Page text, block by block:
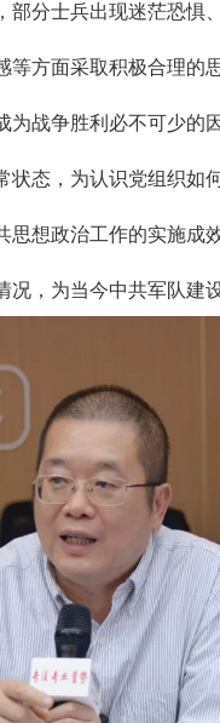
部分士兵出现迷茫恐惧
等方面采取积极合理的
为战争胜利必不可少的
状态，为认识党组织如
思想政治工作的实施成
况，为当今中共军队建